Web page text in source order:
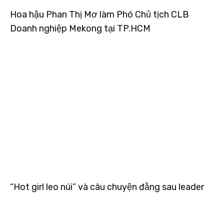
Hoa hậu Phan Thị Mơ làm Phó Chủ tịch CLB
Doanh nghiệp Mekong tại TP.HCM
“Hot girl leo núi” và câu chuyện đằng sau leader